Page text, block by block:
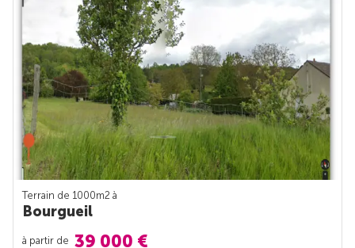
Terrain de 1000m2 à
Bourgueil
à partir de 39 000 €